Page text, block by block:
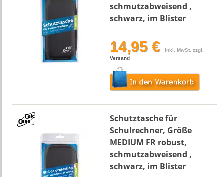
schmutzabweisend ,
schwarz, im Blister
14,95 €
inkl. MwSt. zzgl.
Versand
Schutztasche für
Schulrechner, Größe
MEDIUM FR robust,
schmutzabweisend ,
schwarz, im Blister